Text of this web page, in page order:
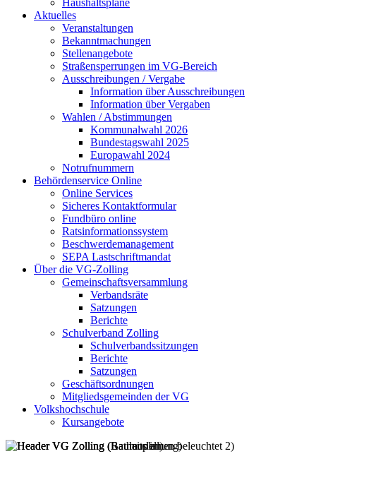
Haushaltspläne
Aktuelles
Veranstaltungen
Bekanntmachungen
Stellenangebote
Straßensperrungen im VG-Bereich
Ausschreibungen / Vergabe
Information über Ausschreibungen
Information über Vergaben
Wahlen / Abstimmungen
Kommunalwahl 2026
Bundestagswahl 2025
Europawahl 2024
Notrufnummern
Behördenservice Online
Online Services
Sicheres Kontaktformular
Fundbüro online
Ratsinformationssystem
Beschwerdemanagement
SEPA Lastschriftmandat
Über die VG-Zolling
Gemeinschaftsversammlung
Verbandsräte
Satzungen
Berichte
Schulverband Zolling
Schulverbandssitzungen
Berichte
Satzungen
Geschäftsordnungen
Mitgliedsgemeinden der VG
Volkshochschule
Kursangebote